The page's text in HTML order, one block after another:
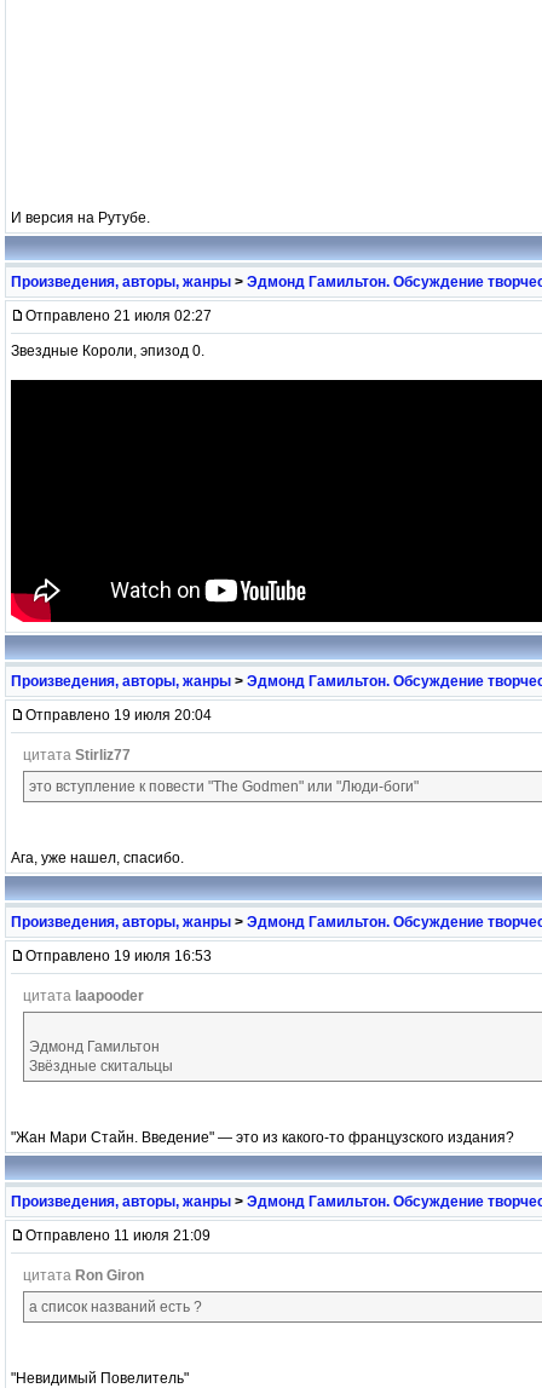
И версия на Рутубе.
Произведения, авторы, жанры > Эдмонд Гамильтон. Обсуждение
Отправлено 21 июля 02:27
Звездные Короли, эпизод 0.
Произведения, авторы, жанры > Эдмонд Гамильтон. Обсуждение
Отправлено 19 июля 20:04
цитата Stirliz77
это вступление к повести "The Godmen" или "Люди-боги"
Ага, уже нашел, спасибо.
Произведения, авторы, жанры > Эдмонд Гамильтон. Обсуждение
Отправлено 19 июля 16:53
цитата laapooder
Эдмонд Гамильтон
Звёздные скитальцы
"Жан Мари Стайн. Введение" — это из какого-то французского издания?
Произведения, авторы, жанры > Эдмонд Гамильтон. Обсуждение
Отправлено 11 июля 21:09
цитата Ron Giron
а список названий есть ?
"Невидимый Повелитель"